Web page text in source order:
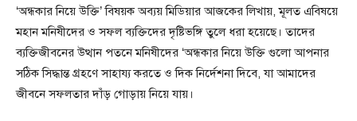
‘অন্ধকার নিয়ে উক্তি’ বিষয়ক অব্যয় মিডিয়ার আজকের লিখায়, মূলত এবিষয়ে
মহান মনিষীদের ও সফল ব্যক্তিদের দৃষ্টিভঙ্গি তুলে ধরা হয়েছে। তাদের
ব্যক্তিজীবনের উত্থান পতনে মনিষীদের ‘অন্ধকার নিয়ে উক্তি গুলো আপনার
সঠিক সিদ্ধান্ত গ্রহণে সাহায্য করতে ও দিক নির্দেশনা দিবে, যা আমাদের
জীবনে সফলতার দাঁড় গোড়ায় নিয়ে যায়।